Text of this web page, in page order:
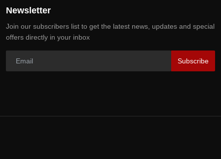
Newsletter
Join our subscribers list to get the latest news, updates and special
offers directly in your inbox
Subscribe